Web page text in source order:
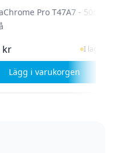
för senaste status
- 500s.
Pro T47A7 - 50ml
kr I lager
Lägg i varukorgen
, Epson